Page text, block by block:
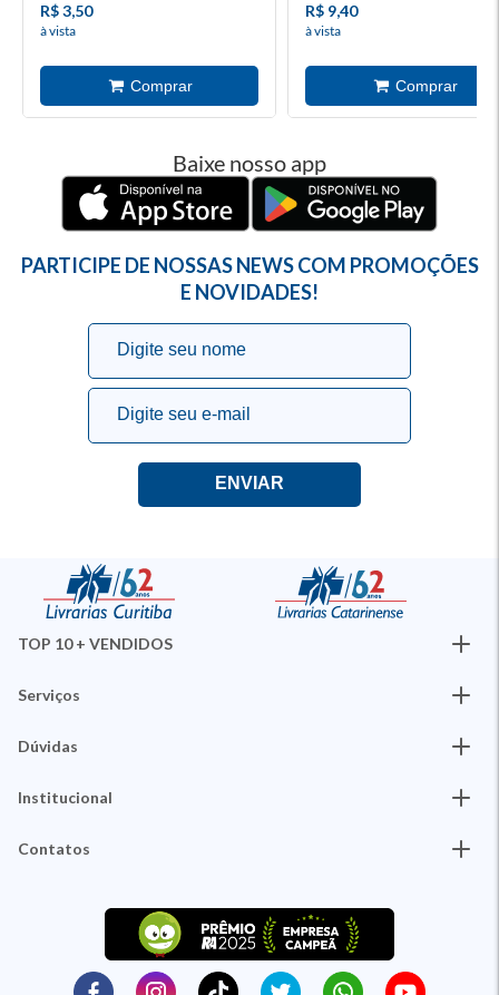
R$ 3,50
à vista
R$ 9,40
à vista
Baixe nosso app
PARTICIPE DE NOSSAS NEWS COM PROMOÇÕES
E NOVIDADES!
TOP 10 + VENDIDOS
Serviços
Dúvidas
Institucional
Contatos